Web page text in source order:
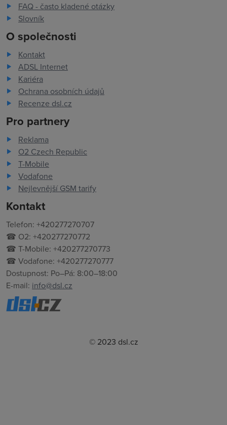
FAQ - často kladené otázky
Slovník
O společnosti
Kontakt
ADSL Internet
Kariéra
Ochrana osobních údajů
Recenze dsl.cz
Pro partnery
Reklama
O2 Czech Republic
T-Mobile
Vodafone
Nejlevnější GSM tarify
Kontakt
Telefon: +420277270707
☎ O2: +420277270772
☎ T-Mobile: +420277270773
☎ Vodafone: +420277270777
Dostupnost: Po–Pá: 8:00–18:00
E-mail: info@dsl.cz
© 2023 dsl.cz